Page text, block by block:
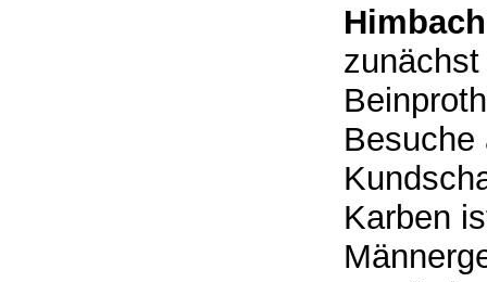
Himbach
Besuche
Karben